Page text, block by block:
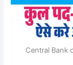
Central Bank